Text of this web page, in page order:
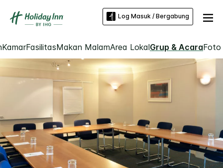
Log Masuk / Bergabung
KamarFasilitasMakan MalamArea LokalGrup & AcaraFoto